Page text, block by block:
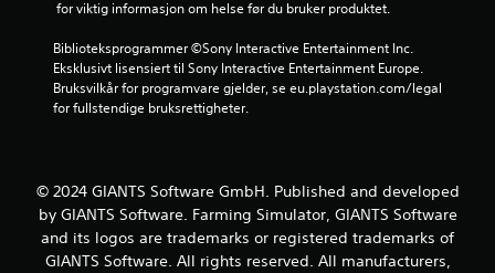
u
e
r
for viktig informasjon om helse før du bruker produktet.
Biblioteksprogrammer ©Sony Interactive Entertainment Inc.
Eksklusivt lisensiert til Sony Interactive Entertainment Europe.
Bruksvilkår for programvare gjelder, se eu.playstation.com/legal
for fullstendige bruksrettigheter.
© 2024 GIANTS Software GmbH. Published and developed
by GIANTS Software. Farming Simulator, GIANTS Software
and its logos are trademarks or registered trademarks of
GIANTS Software. All rights reserved. All manufacturers,